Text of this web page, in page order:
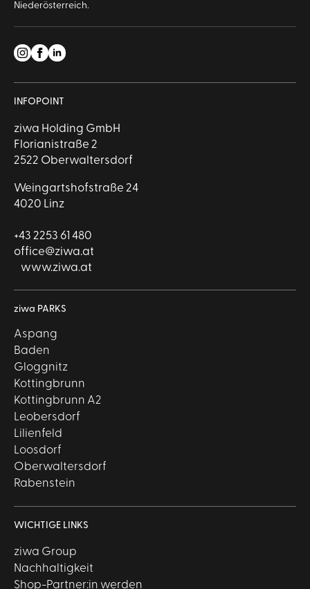
Niederösterreich.
INFOPOINT
ziwa Holding GmbH
Florianistraße 2
2522 Oberwaltersdorf
Weingartshofstraße 24
4020 Linz
+43 2253 61 480
office@ziwa.at
www.ziwa.at
ziwa PARKS
Aspang
Baden
Gloggnitz
Kottingbrunn
Kottingbrunn A2
Leobersdorf
Lilienfeld
Loosdorf
Oberwaltersdorf
Rabenstein
WICHTIGE LINKS
ziwa Group
Nachhaltigkeit
Shop-Partner:in werden